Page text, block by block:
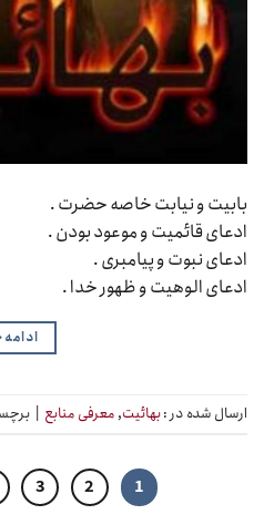
بابیت و نیابت خاصه حضرت .
ادعای قائمیت و موعود بودن .
ادعای نبوت و پیامبری .
ادعای الوهیت و ظهور خدا .
ادامه
ارسال شده در :بهائیت,معرفی منابع
1
2
3